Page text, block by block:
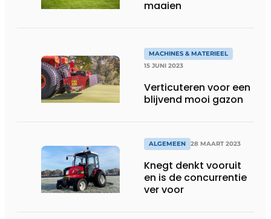
maaien
MACHINES & MATERIEEL
15 JUNI 2023
Verticuteren voor een
blijvend mooi gazon
ALGEMEEN 28 MAART 2023
Knegt denkt vooruit
en is de concurrentie
ver voor